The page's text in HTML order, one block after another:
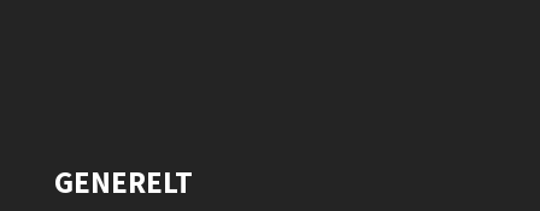
GENERELT